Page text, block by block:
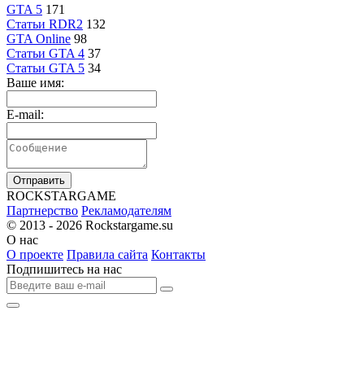
GTA 5 171
Статьи RDR2 132
GTA Online 98
Статьи GTA 4 37
Статьи GTA 5 34
Ваше имя:
E-mail:
Отправить
ROCKSTARGAME
Партнерство Рекламодателям
© 2013 - 2026 Rockstargame.su
О нас
О проекте Правила сайта Контакты
Подпишитесь на нас